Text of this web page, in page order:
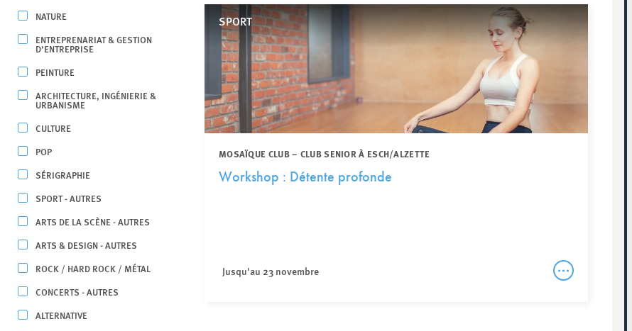
NATURE
ENTREPRENARIAT & GESTION
D’ENTREPRISE
PEINTURE
ARCHITECTURE, INGÉNIERIE &
URBANISME
CULTURE
POP
SÉRIGRAPHIE
SPORT - AUTRES
ARTS DE LA SCÈNE - AUTRES
ARTS & DESIGN - AUTRES
ROCK / HARD ROCK / MÉTAL
CONCERTS - AUTRES
ALTERNATIVE
SPORT
MOSAÏQUE CLUB – CLUB SENIOR À ESCH/ALZETTE
Workshop : Détente profonde
Jusqu'au 23 novembre